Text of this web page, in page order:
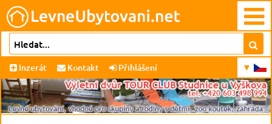
Inzerát Kontakt Přihlášení